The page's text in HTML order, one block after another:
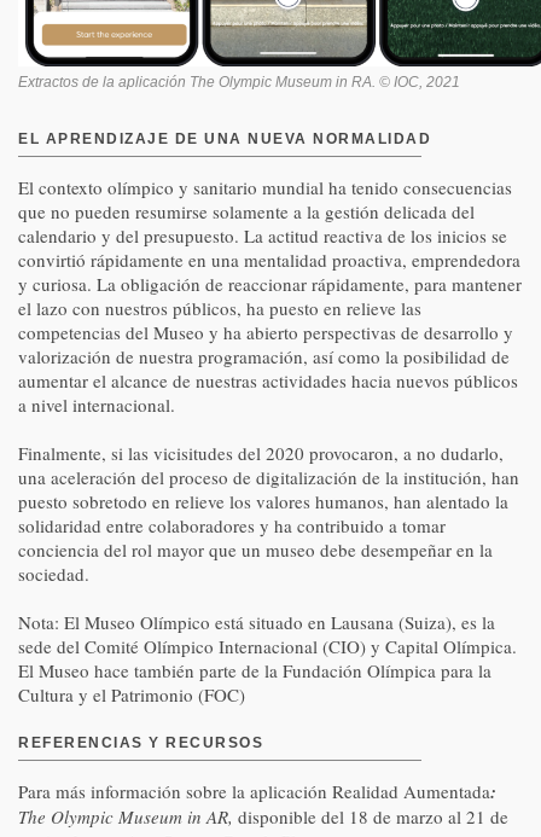
Extractos de la aplicación The Olympic Museum in RA. © IOC, 2021
EL APRENDIZAJE DE UNA NUEVA NORMALIDAD
El contexto olímpico y sanitario mundial ha tenido consecuencias
que no pueden resumirse solamente a la gestión delicada del
calendario y del presupuesto. La actitud reactiva de los inicios se
convirtió rápidamente en una mentalidad proactiva, emprendedora
y curiosa. La obligación de reaccionar rápidamente, para mantener
el lazo con nuestros públicos, ha puesto en relieve las
competencias del Museo y ha abierto perspectivas de desarrollo y
valorización de nuestra programación, así como la posibilidad de
aumentar el alcance de nuestras actividades hacia nuevos públicos
a nivel internacional.
Finalmente, si las vicisitudes del 2020 provocaron, a no dudarlo,
una aceleración del proceso de digitalización de la institución, han
puesto sobretodo en relieve los valores humanos, han alentado la
solidaridad entre colaboradores y ha contribuido a tomar
conciencia del rol mayor que un museo debe desempeñar en la
sociedad.
Nota: El Museo Olímpico está situado en Lausana (Suiza), es la
sede del Comité Olímpico Internacional (CIO) y Capital Olímpica.
El Museo hace también parte de la Fundación Olímpica para la
Cultura y el Patrimonio (FOC)
REFERENCIAS Y RECURSOS
Para más información sobre la aplicación Realidad Aumentada:
The Olympic Museum in AR, disponible del 18 de marzo al 21 de